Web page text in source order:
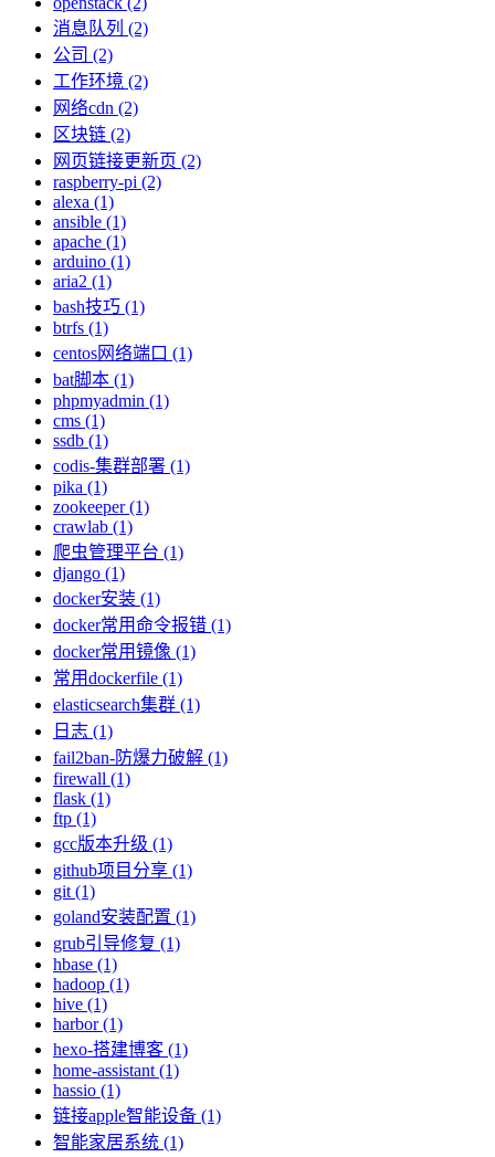
消息队列 (2)
公司 (2)
工作环境 (2)
网络cdn (2)
区块链 (2)
网页链接更新页 (2)
raspberry-pi (2)
alexa (1)
ansible (1)
apache (1)
arduino (1)
aria2 (1)
bash技巧 (1)
btrfs (1)
centos网络端口 (1)
bat脚本 (1)
phpmyadmin (1)
cms (1)
ssdb (1)
codis-集群部署 (1)
pika (1)
zookeeper (1)
crawlab (1)
爬虫管理平台 (1)
django (1)
docker安装 (1)
docker常用命令报错 (1)
docker常用镜像 (1)
常用dockerfile (1)
elasticsearch集群 (1)
日志 (1)
fail2ban-防爆力破解 (1)
firewall (1)
flask (1)
ftp (1)
gcc版本升级 (1)
github项目分享 (1)
git (1)
goland安装配置 (1)
grub引导修复 (1)
hbase (1)
hadoop (1)
hive (1)
harbor (1)
hexo-搭建博客 (1)
home-assistant (1)
hassio (1)
链接apple智能设备 (1)
智能家居系统 (1)